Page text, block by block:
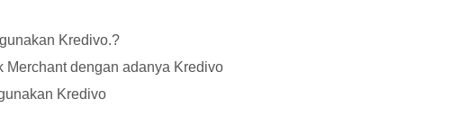
Kredivo.?
Merchant dengan adanya Kredivo
Kredivo